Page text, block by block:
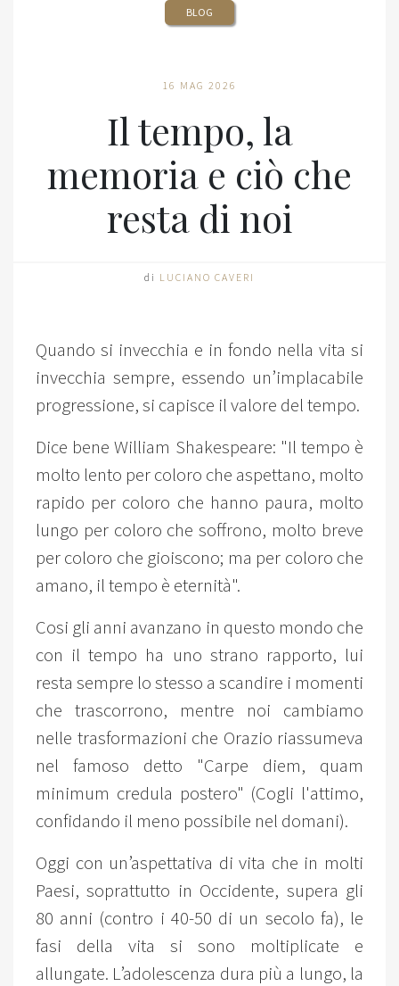
BLOG
16 MAG 2026
Il tempo, la
memoria e ciò che
resta di noi
di LUCIANO CAVERI
Quando si invecchia e in fondo nella vita si
invecchia sempre, essendo un’implacabile
progressione, si capisce il valore del tempo.
Dice bene William Shakespeare: "Il tempo è
molto lento per coloro che aspettano, molto
rapido per coloro che hanno paura, molto
lungo per coloro che soffrono, molto breve
per coloro che gioiscono; ma per coloro che
amano, il tempo è eternità".
Cosi gli anni avanzano in questo mondo che
con il tempo ha uno strano rapporto, lui
resta sempre lo stesso a scandire i momenti
che trascorrono, mentre noi cambiamo
nelle trasformazioni che Orazio riassumeva
nel famoso detto "Carpe diem, quam
minimum credula postero" (Cogli l'attimo,
confidando il meno possibile nel domani).
Oggi con un’aspettativa di vita che in molti
Paesi, soprattutto in Occidente, supera gli
80 anni (contro i 40-50 di un secolo fa), le
fasi della vita si sono moltiplicate e
allungate. L’adolescenza dura più a lungo, la